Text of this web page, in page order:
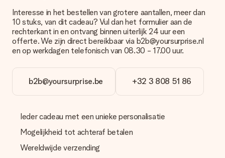
Hoe kan ik mijn bestelling betalen?
Wij bieden de volgende betaalmethodes aan: iDeal, Paypal,
creditcard of handmatige overboeking. Hou bij handmatige
overboeking wel rekening met 3 dagen extra levertijd van je
cadeau.
Cadeau ontvangen
Wat als het cadeau toch niet helemaal naar mijn zin is?
klantenservice, zij helpen je graag bij het vinden van een
passende oplossing.
Wordt de factuur met de bestelling meegestuurd?
Interesse in het bestellen van grotere aantallen, meer dan
10 stuks, van dit cadeau? Vul dan het formulier aan de
rechterkant in en ontvang binnen uiterlijk 24 uur een
offerte. We zijn direct bereikbaar via b2b@yoursurprise.nl
en op werkdagen telefonisch van 08.30 - 17.00 uur.
b2b@yoursurprise.be +32 3 808 51 86
Ieder cadeau met een unieke personalisatie
Mogelijkheid tot achteraf betalen
Wereldwijde verzending